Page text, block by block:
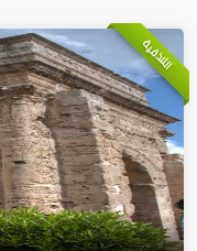
اللاذقية